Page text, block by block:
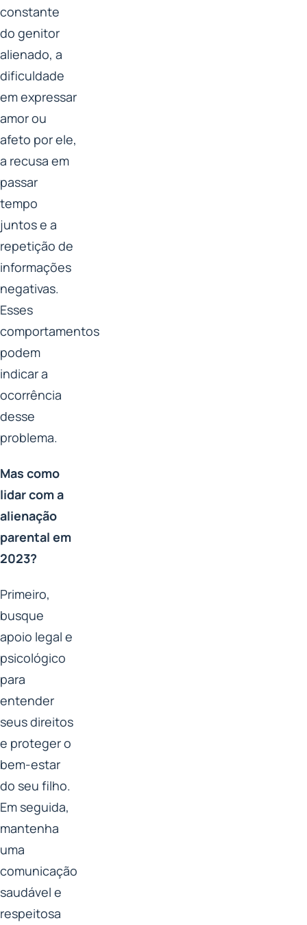
constante
do genitor
alienado, a
dificuldade
em expressar
amor ou
afeto por ele,
a recusa em
passar
tempo
juntos e a
repetição de
informações
negativas.
Esses
comportamentos
podem
indicar a
ocorrência
desse
problema.
Mas como
lidar com a
alienação
parental em
2023?
Primeiro,
busque
apoio legal e
psicológico
para
entender
seus direitos
e proteger o
bem-estar
do seu filho.
Em seguida,
mantenha
uma
comunicação
saudável e
respeitosa